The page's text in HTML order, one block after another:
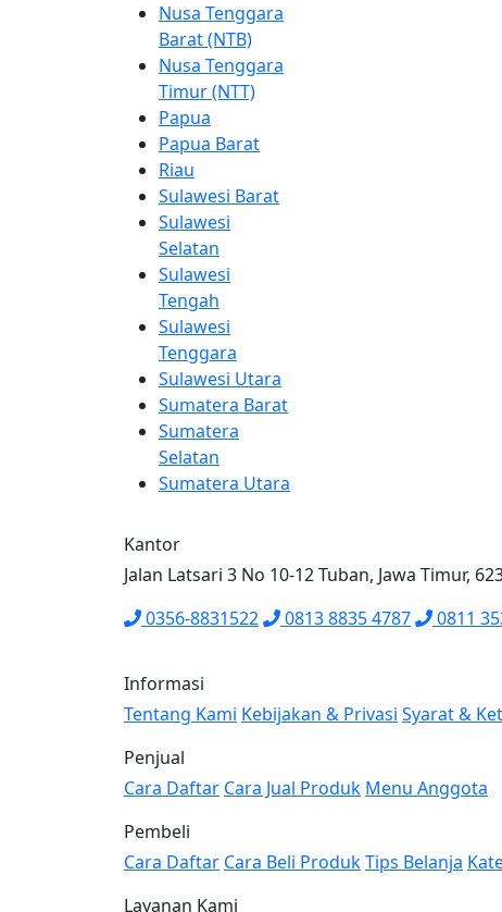
Nusa Tenggara
Barat (NTB)
Nusa Tenggara
Timur (NTT)
Papua
Papua Barat
Riau
Sulawesi Barat
Sulawesi
Selatan
Sulawesi
Tengah
Sulawesi
Tenggara
Sulawesi Utara
Sumatera Barat
Sumatera
Selatan
Sumatera Utara
Kantor
Jalan Latsari 3 No 10-12 Tuban, Jawa Timur,
0356-8831522
0813 8835 4787 0811
Informasi
Tentang Kami Kebijakan & Privasi Syarat &
Penjual
Cara Daftar Cara Jual Produk Menu Anggota
Pembeli
Cara Daftar Cara Beli ProdukTips Belanja
Layanan Kami